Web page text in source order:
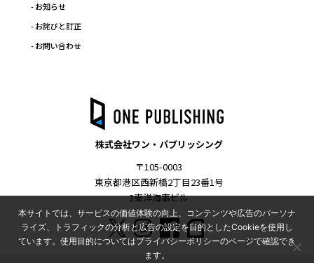
- お知らせ
- お詫びと訂正
- お問い合わせ
株式会社ワン・パブリッシング
〒105-0003
東京都港区西新橋2丁目23番1号
3東洋海事ビル
本サイトでは、サービスの価値体験の向上、コンテンツや広告のパーソナ
ライズ、トラフィックの分析と広告の設定を目的としたCookieを使用し
ています。使用目的についてはプライバシーポリシーのページで確認でき
ます。